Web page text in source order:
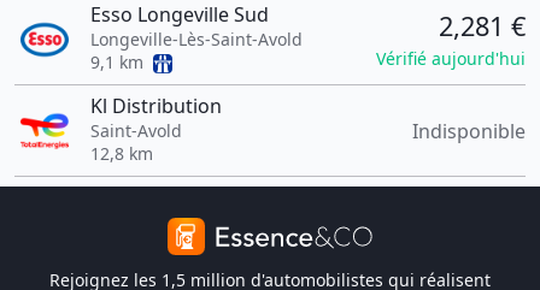
Esso Longeville Sud
Longeville-Lès-Saint-Avold
9,1 km
2,281 €
Vérifié aujourd'hui
Kl Distribution
Saint-Avold
12,8 km
Indisponible
Rejoignez les 1,5 million d'automobilistes qui réalisent